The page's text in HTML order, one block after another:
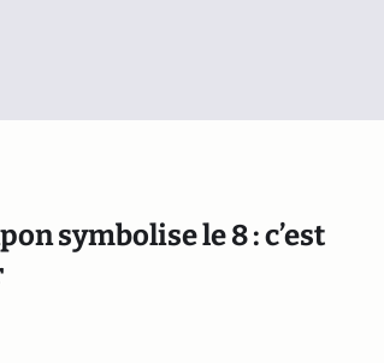
symbolise le 8 : c’est